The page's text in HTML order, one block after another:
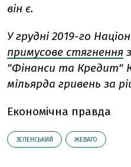
він є.
У грудні 2019-го
примусове стягнення
"Фінанси та Кредит"
мільярда гривень за
Економічна правда
ЗЕЛЕНСЬКИЙ ЖЕВАГО